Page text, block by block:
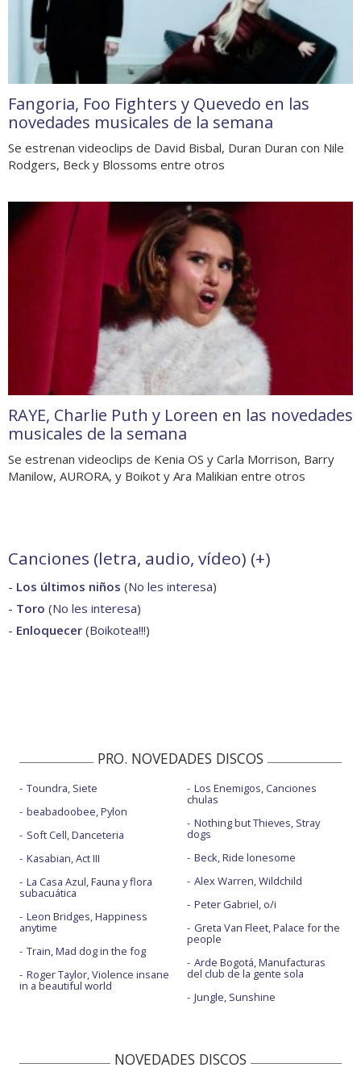
Fangoria, Foo Fighters y Quevedo en las
novedades musicales de la semana
Se estrenan videoclips de David Bisbal, Duran Duran con Nile
Rodgers, Beck y Blossoms entre otros
RAYE, Charlie Puth y Loreen en las novedades
musicales de la semana
Se estrenan videoclips de Kenia OS y Carla Morrison, Barry
Manilow, AURORA, y Boikot y Ara Malikian entre otros
Canciones (letra, audio, vídeo) (+)
- Los últimos niños (No les interesa)
- Toro (No les interesa)
- Enloquecer (Boikotea!!!)
PRO. NOVEDADES DISCOS
Toundra, Siete
beabadoobee, Pylon
Soft Cell, Danceteria
Kasabian, Act III
La Casa Azul, Fauna y flora
subacuática
Leon Bridges, Happiness
anytime
Train, Mad dog in the fog
Roger Taylor, Violence insane
in a beautiful world
Los Enemigos, Canciones
chulas
Nothing but Thieves, Stray
dogs
Beck, Ride lonesome
Alex Warren, Wildchild
Peter Gabriel, o/i
Greta Van Fleet, Palace for the
people
Arde Bogotá, Manufacturas
del club de la gente sola
Jungle, Sunshine
NOVEDADES DISCOS